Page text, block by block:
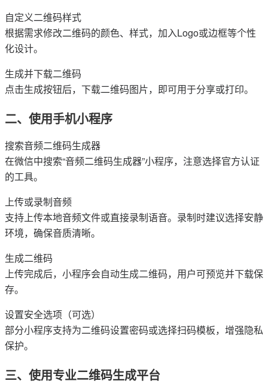
自定义二维码样式
根据需求修改二维码的颜色、样式，加入Logo或边框等个性
化设计。
生成并下载二维码
点击生成按钮后，下载二维码图片，即可用于分享或打印。
二、使用手机小程序
搜索音频二维码生成器
在微信中搜索“音频二维码生成器”小程序，注意选择官方认证
的工具。
上传或录制音频
支持上传本地音频文件或直接录制语音。录制时建议选择安静
环境，确保音质清晰。
生成二维码
上传完成后，小程序会自动生成二维码，用户可预览并下载保
存。
设置安全选项（可选）
部分小程序支持为二维码设置密码或选择扫码模板，增强隐私
保护。
三、使用专业二维码生成平台